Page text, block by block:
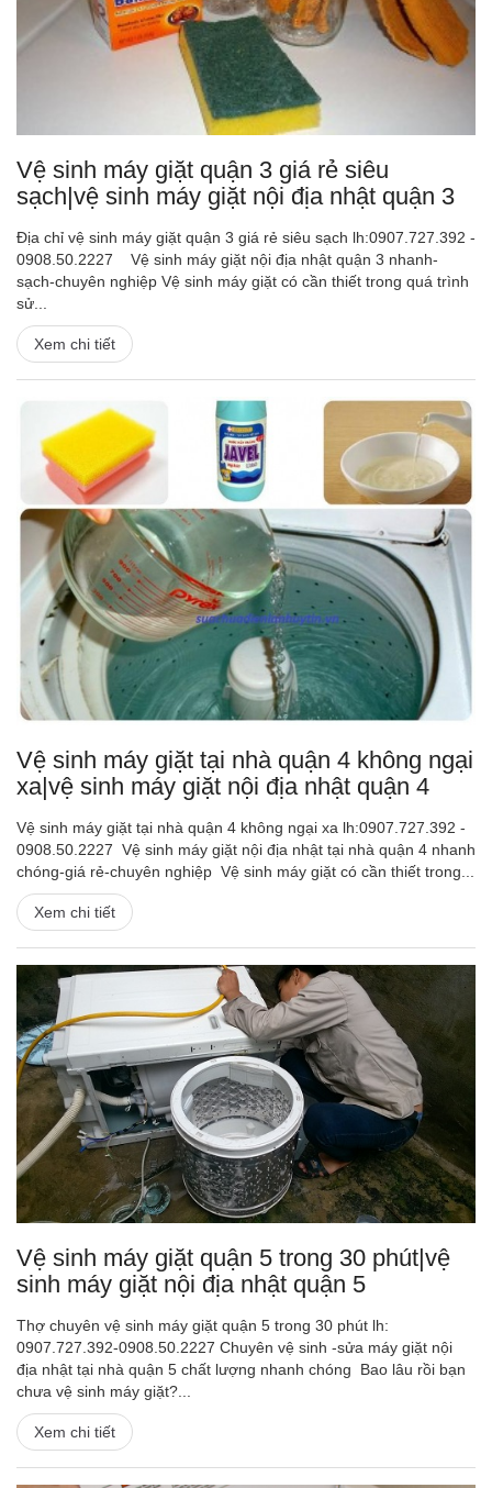
Vệ sinh máy giặt quận 3 giá rẻ siêu
sạch|vệ sinh máy giặt nội địa nhật quận 3
Địa chỉ vệ sinh máy giặt quận 3 giá rẻ siêu sạch lh:0907.727.392 -
0908.50.2227 Vệ sinh máy giặt nội địa nhật quận 3 nhanh-
sạch-chuyên nghiệp Vệ sinh máy giặt có cần thiết trong quá trình
sử...
Xem chi tiết
Vệ sinh máy giặt tại nhà quận 4 không ngại
xa|vệ sinh máy giặt nội địa nhật quận 4
Vệ sinh máy giặt tại nhà quận 4 không ngại xa lh:0907.727.392 -
0908.50.2227 Vệ sinh máy giặt nội địa nhật tại nhà quận 4 nhanh
chóng-giá rẻ-chuyên nghiệp Vệ sinh máy giặt có cần thiết trong...
Xem chi tiết
Vệ sinh máy giặt quận 5 trong 30 phút|vệ
sinh máy giặt nội địa nhật quận 5
Thợ chuyên vệ sinh máy giặt quận 5 trong 30 phút lh:
0907.727.392-0908.50.2227 Chuyên vệ sinh -sửa máy giặt nội
địa nhật tại nhà quận 5 chất lượng nhanh chóng Bao lâu rồi bạn
chưa vệ sinh máy giặt?...
Xem chi tiết